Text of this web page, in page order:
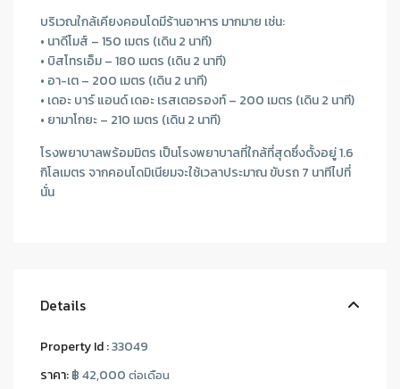
บริเวณใกล้เคียงคอนโดมีร้านอาหาร มากมาย เช่น:
• นาดีโมส์ – 150 เมตร (เดิน 2 นาที)
• บิสโทรเอ็ม – 180 เมตร (เดิน 2 นาที)
• อา-เต – 200 เมตร (เดิน 2 นาที)
• เดอะ บาร์ แอนด์ เดอะ เรสเตอรองท์ – 200 เมตร (เดิน 2 นาที)
• ยามาโกยะ – 210 เมตร (เดิน 2 นาที)
โรงพยาบาลพร้อมมิตร เป็นโรงพยาบาลที่ใกล้ที่สุดซึ่งตั้งอยู่ 1.6
กิโลเมตร จากคอนโดมิเนียมจะใช้เวลาประมาณ ขับรถ 7 นาทีไปที่
นั่น
Details
Property Id :33049
ราคา:฿ 42,000ต่อเดือน